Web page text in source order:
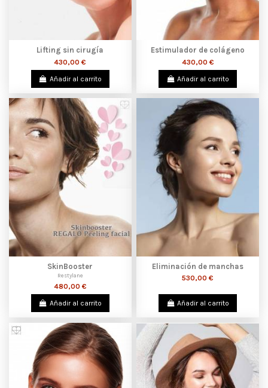
Lifting sin cirugía
430,00 €
Añadir al carrito
Estimulador de colágeno
430,00 €
Añadir al carrito
SkinBooster
Restylane
480,00 €
Añadir al carrito
Eliminación de manchas
530,00 €
Añadir al carrito